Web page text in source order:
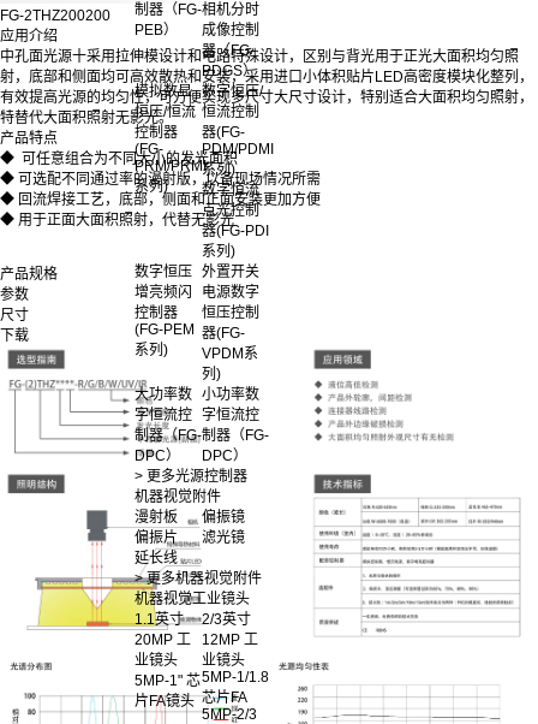
制器（FG-
PEB）
相机分时
成像控制
器（FG-
PDGS）
模拟数显
恒压/恒流
控制器
(FG-
PRM/PRMI
系列)
数字恒压/
恒流控制
器(FG-
PDM/PDMI
系列)
数字恒流
点光控制
器(FG-PDI
系列)
数字恒压
增亮频闪
控制器
(FG-PEM
系列)
外置开关
电源数字
恒压控制
器(FG-
VPDM系
列)
大功率数
字恒流控
制器（FG-
DPC）
小功率数
字恒流控
制器（FG-
DPC）
> 更多光源控制器
机器视觉附件
漫射板
偏振镜
偏振片
滤光镜
延长线
> 更多机器视觉附件
机器视觉工业镜头
1.1英寸
20MP 工
业镜头
2/3英寸
12MP 工
业镜头
5MP-1" 芯
片FA镜头
5MP-1/1.8
芯片FA
5MP-2/3
FG-2THZ200200
应用介绍
中孔面光源十采用拉伸模设计和电路特殊设计，区别与背光用于正光大面积均匀照
射，底部和侧面均可高效散热和安装，采用进口小体积贴片LED高密度模块化整列，
有效提高光源的均匀性，可方便实现多尺寸大尺寸设计，特别适合大面积均匀照射，
特替代大面积照射无影光。
产品特点
◆ 可任意组合为不同大小的发光面积
◆ 可选配不同通过率的漫射版，以备现场情况所需
◆ 回流焊接工艺，底部，侧面和正面安装更加方便
◆ 用于正面大面积照射，代替无影光
产品规格
参数
尺寸
下载